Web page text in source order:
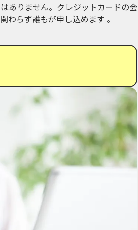
ありません。クレジットカードの会
らず誰もが申し込めます 。